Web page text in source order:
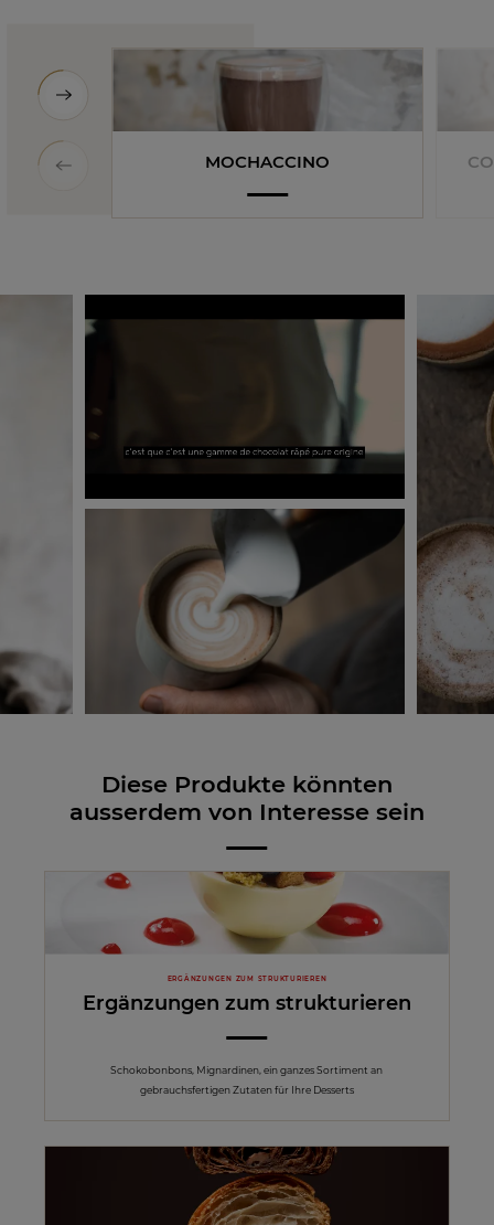
MOCHACCINO
Diese Produkte könnten
ausserdem von Interesse sein
ERGÄNZUNGEN ZUM STRUKTURIEREN
Ergänzungen zum strukturieren
Schokobonbons, Mignardinen, ein ganzes Sortiment an
gebrauchsfertigen Zutaten für Ihre Desserts